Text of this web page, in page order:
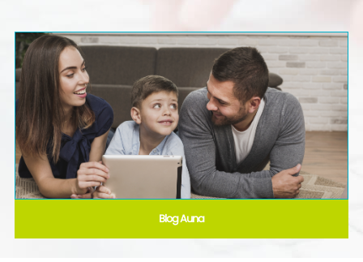
Blog Auna